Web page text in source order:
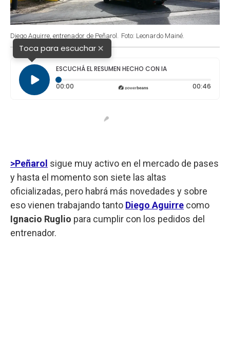
Diego Aguirre, entrenador de Peñarol. Foto: Leonardo Mainé.
Toca para escuchar×
ESCUCHÁ EL RESUMEN HECHO CON IA
00:00 Tiempo transcurrido: 0 segundos 00:46
>Peñarol sigue muy activo en el mercado de pases
y hasta el momento son siete las altas
oficializadas, pero habrá más novedades y sobre
eso vienen trabajando tanto Diego Aguirre como
Ignacio Ruglio para cumplir con los pedidos del
entrenador.